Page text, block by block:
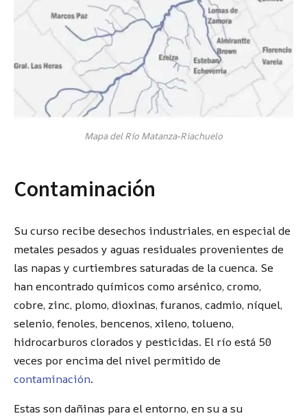
Mapa del Río Matanza-Riachuelo
Contaminación
Su curso recibe desechos industriales, en especial de
metales pesados y aguas residuales provenientes de
las napas y curtiembres saturadas de la cuenca. Se
han encontrado químicos como arsénico, cromo,
cobre, zinc, plomo, dioxinas, furanos, cadmio, níquel,
selenio, fenoles, bencenos, xileno, tolueno,
hidrocarburos clorados y pesticidas. El río está 50
veces por encima del nivel permitido de
contaminación.
Estas son dañinas para el entorno, en su a su